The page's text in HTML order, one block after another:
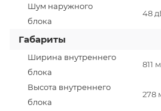
Шум наружного
блока
48
Габариты
Ширина внутреннего
блока
811
Высота внутреннего
блока
278